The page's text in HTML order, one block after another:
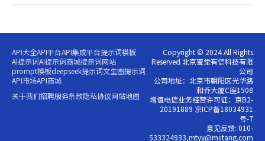
API大全API平台API集成平台提示词模板
AI提示词AI提示词商城提示词网站
prompt模板deepseek提示词文生图提示词
API市场API商城
关于我们招聘服务条款隐私协议网站地图
Copyright © 2024 All Rights
Reserved 北京蜜堂有信科技有限
公司
公司地址：北京市朝阳区光华路
和乔大厦C座1508
增值电信业务经营许可证：京B2-
20191889 京ICP备18034931
号-7
意见反馈: 010-
533324933,mtyy@miitang.com